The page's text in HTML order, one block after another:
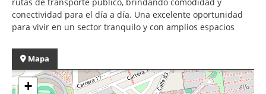
conectividad para el día a día. Una excelente oportunidad
para vivir en un sector tranquilo y con amplios espacios
Mapa
+